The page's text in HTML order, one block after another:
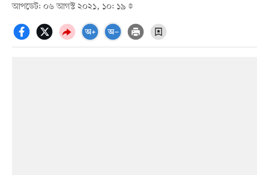
আপডেট: ০৬ আগস্ট ২০২১, ১০: ১৯